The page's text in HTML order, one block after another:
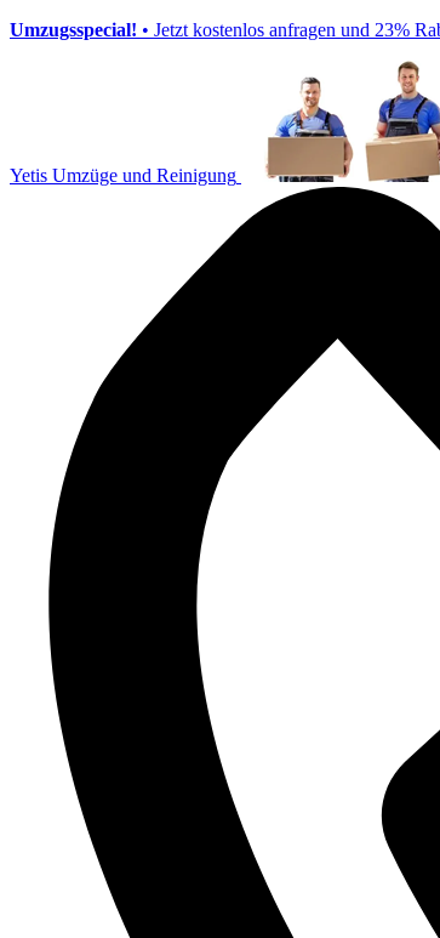
Umzugsspecial! • Jetzt kostenlos anfragen und 23%
Yetis Umzüge und Reinigung